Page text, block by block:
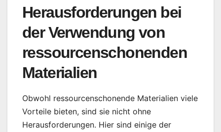
Herausforderungen bei
der Verwendung von
ressourcenschonenden
Materialien
Obwohl ressourcenschonende Materialien viele
Vorteile bieten, sind sie nicht ohne
Herausforderungen. Hier sind einige der